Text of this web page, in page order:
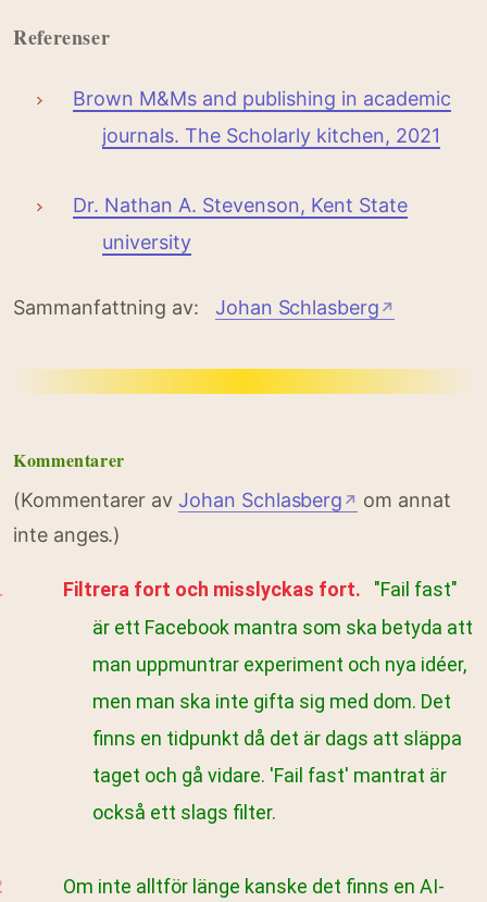
Referenser
Brown M&Ms and publishing in academic
journals. The Scholarly kitchen, 2021
Dr. Nathan A. Stevenson, Kent State
university
Sammanfattning av: Johan Schlasberg ↗
Kommentarer
(Kommentarer avJohan Schlasberg ↗ om annat
inte anges.)
Filtrera fort och misslyckas fort. "Fail fast"
är ett Facebook mantra som ska betyda att
man uppmuntrar experiment och nya idéer,
men man ska inte gifta sig med dom. Det
finns en tidpunkt då det är dags att släppa
taget och gå vidare. 'Fail fast' mantrat är
också ett slags filter.
Om inte alltför länge kanske det finns en AI-